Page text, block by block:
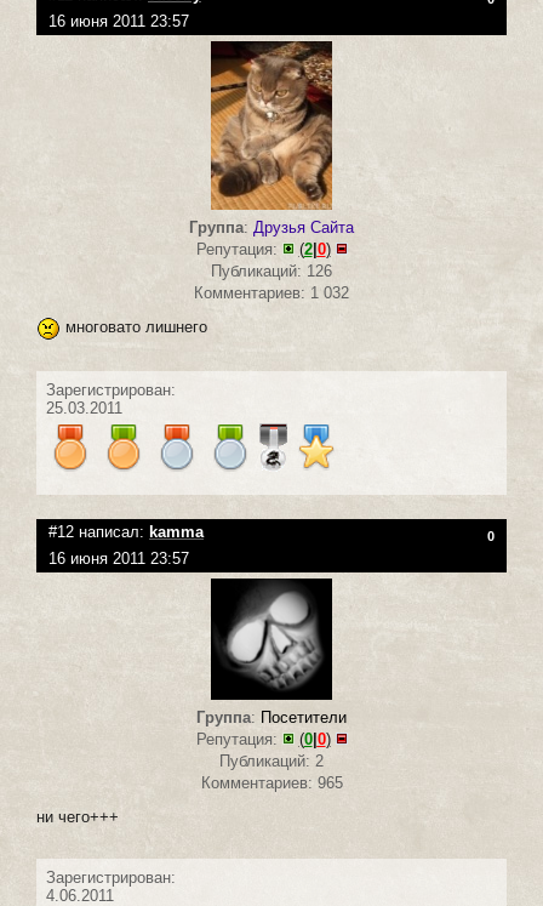
16 июня 2011 23:57
Группа: Друзья Сайта
Репутация:
(2|0)
Публикаций: 126
Комментариев: 1 032
многовато лишнего
Зарегистрирован:
25.03.2011
#12 написал: kamma 0
16 июня 2011 23:57
Группа: Посетители
Репутация:
(0|0)
Публикаций: 2
Комментариев: 965
ни чего+++
Зарегистрирован:
4.06.2011